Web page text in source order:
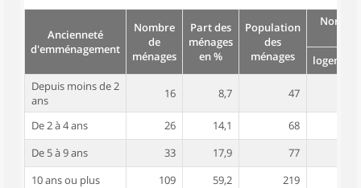
Ancienneté
d'emménagement
Nombre
de
ménages
Part des
ménages
en %
Population
des
ménages
logement
Depuis moins de 2
ans
16 8,7 47
De 2 à 4 ans 26 14,1 68
De 5 à 9 ans
33 17,9 77
10 ans ou plus
109 59,2 219